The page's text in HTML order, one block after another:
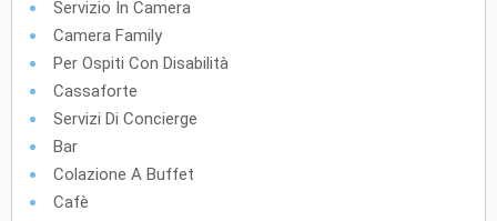
Servizio In Camera
Camera Family
Per Ospiti Con Disabilità
Cassaforte
Servizi Di Concierge
Bar
Colazione A Buffet
Cafè